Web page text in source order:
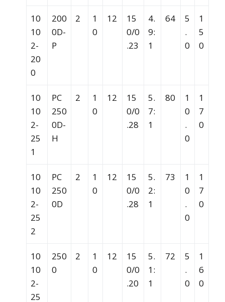
10
10
2-
20
0
200
0D-
P
2
1
0
12
15
0/0
.23
4.
9:
1
64
5
.
0
1
5
0
10
10
2-
25
1
PC
250
0D-
H
2
1
0
12
15
0/0
.28
5.
7:
1
80
1
0
.
0
1
7
0
10
10
2-
25
2
PC
250
0D
2
1
0
12
15
0/0
.28
5.
2:
1
73
1
0
.
0
1
7
0
10
10
2-
25
250
0
2
1
0
12
15
0/0
.20
5.
1:
1
72
5
.
0
1
6
0